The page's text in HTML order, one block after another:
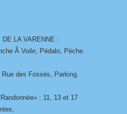
LA VARENNE :
Ã Voile, Pédalo, Pèche.
des Fossés, Parking.
: 11, 13 et 17